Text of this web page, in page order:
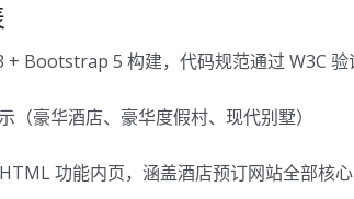
+ Bootstrap 5 构建，代码规范通过 W3C 验
（豪华酒店、豪华度假村、现代别墅）
功能内页，涵盖酒店预订网站全部核